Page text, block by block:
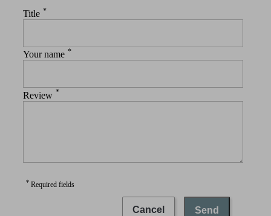
Title *
Your name *
Review *
* Required fields
Cancel Send